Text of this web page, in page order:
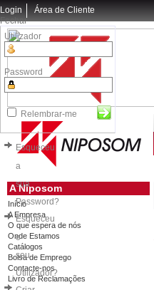
Login
Fechar
Utilizador
Password
Relembrar-me
Esqueceu
a
sua
Password?
Esqueceu
o
seu
Utilizador?
Área de Cliente
A Niposom
Início
A Empresa
O que espera de nós
Onde Estamos
Catálogos
Bolsa de Emprego
Contacte-nos
Livro de Reclamações